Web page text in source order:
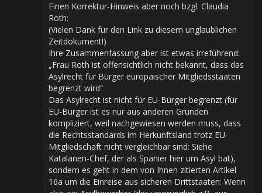
Einen Korrektur-Hinweis aber noch bzgl. Claudia
Roth:
(Vielen Dank für den Link zu diesem unglaublichen
Zeitdokument!)
Ihre Zusammenfassung aber ist etwas irreführend:
„Frau Roth ist offensichtlich nicht bekannt, dass das
Asylrecht für Bürger europäischer Mitgliedsstaaten
begrenzt wird“
Das Asylrecht ist nicht für EU-Bürger begrenzt (für
EU-Bürger ist es nur aus anderen Gründen
kompliziert, weil nachgewiesen werden muss, dass
die Rechtsstandards im Herkunftsland trotz EU-
Mitgliedschaft nicht vergleichbar sind: Siehe
Katalanen-Chef, der als Spanier hier um Asyl bat),
sondern es geht in dem von Ihnen zitierten Artikel
16a um die Einreise aus sicheren Drittstaaten: Wenn